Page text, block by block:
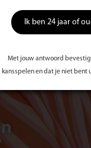
Ik ben 24 jaar of
Met jouw antwoord bevestig
kansspelen en dat je niet bent